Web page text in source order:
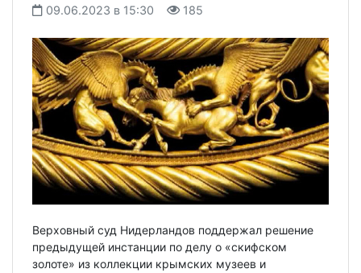
09.06.2023 в 15:30 185
Верховный суд Нидерландов поддержал решение
предыдущей инстанции по делу о «скифском
золоте» из коллекции крымских музеев и